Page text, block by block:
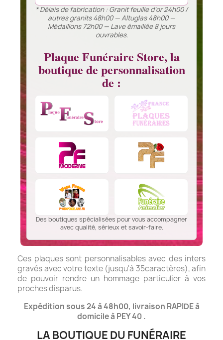
* Délais de fabrication : Granit feuille d’or 24h00 /
autres granits 48h00 — Altuglas 48h00 —
Médaillons 72h00 — Lave émaillée 8 jours
ouvrables.
Plaque Funéraire Store, la
boutique de personnalisation
de :
Des boutiques spécialisées pour vous accompagner
avec qualité, sérieux et savoir-faire.
Ces plaques sont personnalisables avec des inters
gravés avec votre texte (jusqu'à 35caractères), afin
de pouvoir rendre un hommage particulier à vos
proches disparus.
Expédition sous 24 à 48h00, livraison RAPIDE à
domicile à PEY 40 .
LA BOUTIQUE DU FUNÉRAIRE